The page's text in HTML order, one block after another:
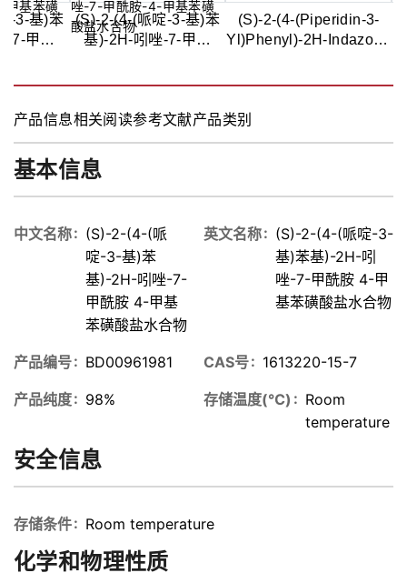
-3-基)苯
-7-甲酰
(S)-2-(4-(哌啶-3-基)苯
基)-2H-吲唑-7-甲酰
(S)-2-(4-(Piperidin-3-
Yl)Phenyl)-2H-Indazole-
产品信息相关阅读参考文献产品类别
基本信息
中文名称
(S)-2-(4-(哌
啶-3-基)苯
基)-2H-吲唑-7-
甲酰胺 4-甲基
苯磺酸盐水合物
英文名称
(S)-2-(4-(哌啶-3-
基)苯基)-2H-吲
唑-7-甲酰胺 4-甲
基苯磺酸盐水合物
产品编号 BD00961981 CAS号 1613220-15-7
产品纯度 98% 存储温度(℃)
Room
temperature
安全信息
存储条件 Room temperature
化学和物理性质